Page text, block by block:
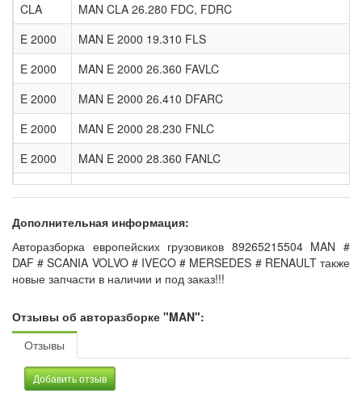
CLA
MAN CLA 26.280 FDC, FDRC
E 2000
MAN E 2000 19.310 FLS
E 2000
MAN E 2000 26.360 FAVLC
E 2000
MAN E 2000 26.410 DFARC
E 2000
MAN E 2000 28.230 FNLC
E 2000
MAN E 2000 28.360 FANLC
E 2000
MAN E 2000 30.360 FANLK
E 2000
MAN E 2000 32.410 VFLC,VFRC, VFLRC
E 2000
MAN E 2000 33.410 DFLC
E 2000
MAN E 2000 33.460 DFLS
E 2000
F 2000
MAN F 2000 19.293 FC,19.293 FLC,19.293 FLLC
Дополнительная информация:
Авторазборка европейских грузовиков 89265215504 MAN #
DAF # SCANIA VOLVO # IVECO # MERSEDES # RENAULT также
новые запчасти в наличии и под заказ!!!
Отзывы об авторазборке "MAN":
Отзывы
Добавить отзыв